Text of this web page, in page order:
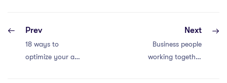
Prev
18 ways to
optimize your ad
Next
Business people
working together